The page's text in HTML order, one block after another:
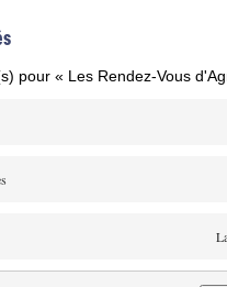
pour « Les Rendez-Vous